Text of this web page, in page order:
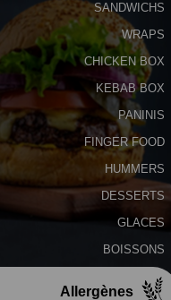
Avis
Zones
de
Livraison
SANDWICHS
WRAPS
CHICKEN BOX
KEBAB BOX
PANINIS
FINGER FOOD
HUMMERS
DESSERTS
GLACES
BOISSONS
Allergènes